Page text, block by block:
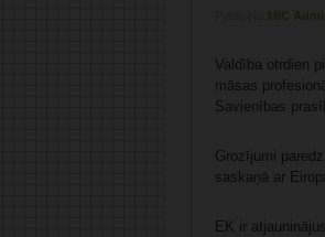
MIC
Valdība otrdien
māsas
Savienības
Grozījumi
saskaņā ar
EK ir